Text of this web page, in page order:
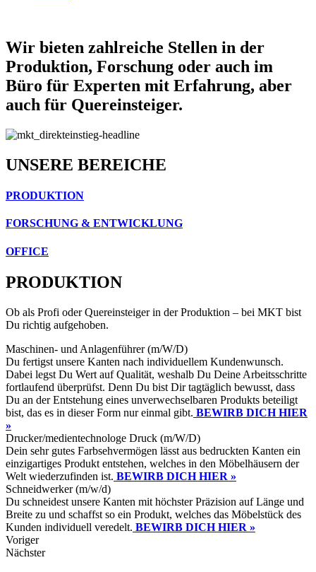
Wir bieten zahlreiche Stellen in der
Produktion, Forschung oder auch im
Büro für Experten mit Erfahrung, aber
auch für Quereinsteiger.
UNSERE BEREICHE
PRODUKTION
FORSCHUNG & ENTWICKLUNG
OFFICE
PRODUKTION
Ob als Profi oder Quereinsteiger in der Produktion – bei MKT bist
Du richtig aufgehoben.
Maschinen- und Anlagenführer (m/W/D)
Du fertigst unsere Kanten nach individuellem Kundenwunsch.
Dabei legst Du Wert auf Qualität, weshalb Du Deine Arbeitsschritte
fortlaufend überprüfst. Denn Du bist Dir tagtäglich bewusst, dass
Du an der Entstehung eines unverwechselbaren Produkts beteiligt
bist, das es in dieser Form nur einmal gibt. BEWIRB DICH HIER
»
Drucker/medientechnologe Druck (m/W/D)
Dein sehr gutes Farbsehvermögen lässt aus bedruckten Kanten ein
einzigartiges Produkt entstehen, welches in den Möbelhäusern der
Welt wiederzufinden ist. BEWIRB DICH HIER »
Schneidwerker (m/w/d)
Du schneidest unsere Kanten mit höchster Präzision auf Länge und
Breite zu und schaffst so ein Produkt, welches das Möbelstück des
Kunden individuell veredelt. BEWIRB DICH HIER »
Voriger
Nächster